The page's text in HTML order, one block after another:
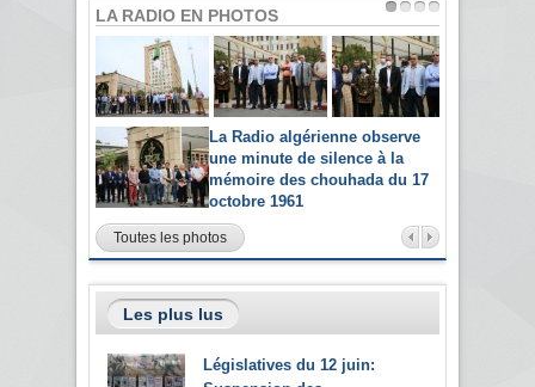
LA RADIO EN PHOTOS
La Radio algérienne observe
une minute de silence à la
mémoire des chouhada du 17
octobre 1961
Toutes les photos
Les plus lus
Législatives du 12 juin: